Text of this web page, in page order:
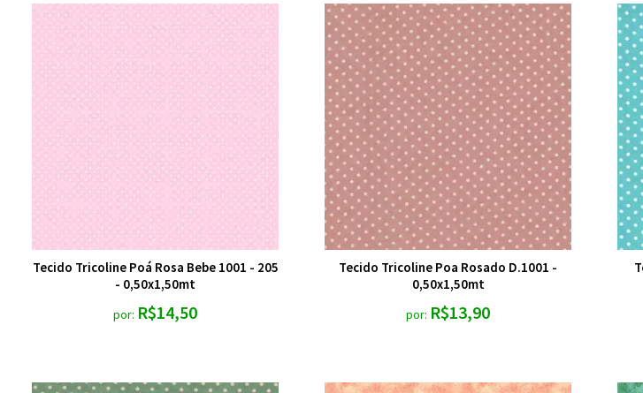
Tecido Tricoline Poá Rosa Bebe 1001 - 205
- 0,50x1,50mt
por: R$14,50
Tecido Tricoline Poa Rosado D.1001 -
0,50x1,50mt
por: R$13,90